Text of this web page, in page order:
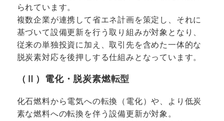
られています。
複数企業が連携して省エネ計画を策定し、それに
基づいて設備更新を行う取り組みが対象となり、
従来の単独投資に加え、取引先を含めた一体的な
脱炭素対応を後押しする仕組みとなっています。
（Ⅱ）電化・脱炭素燃転型
化石燃料から電気への転換（電化）や、より低炭
素な燃料への転換を伴う設備更新が対象。